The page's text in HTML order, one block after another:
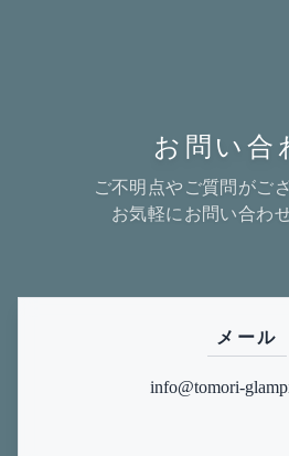
お問い合
ご不明点やご質問がご
お気軽にお問い合わ
メール
info@tomori-